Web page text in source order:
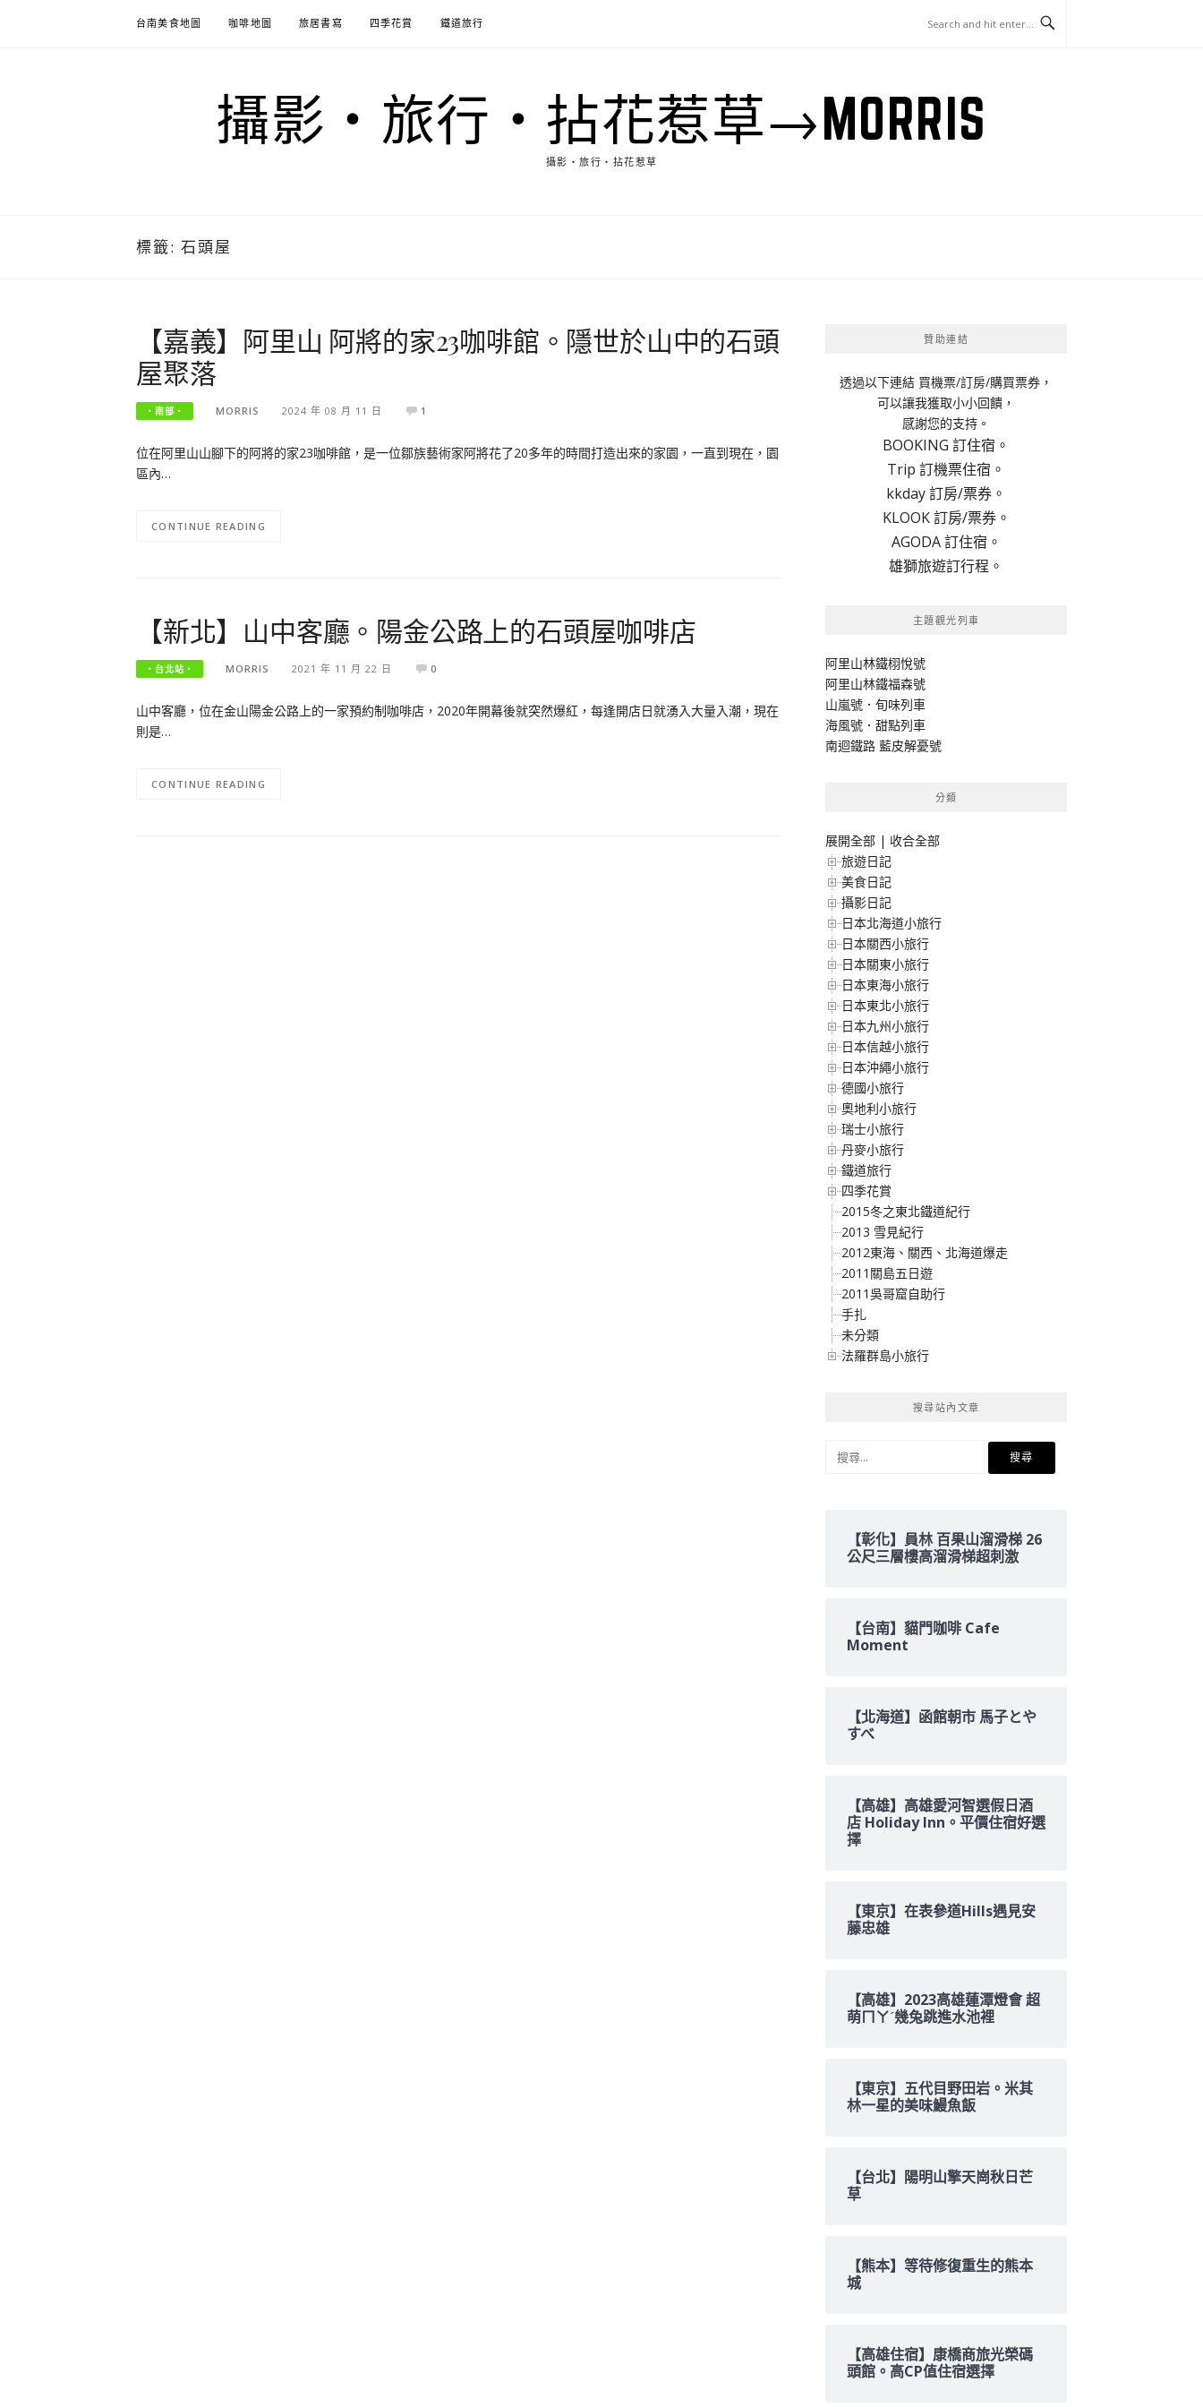
台南美食地圖 咖啡地圖 旅居書寫 四季花賞 鐵道旅行
攝影‧旅行‧拈花惹草→MORRIS
攝影‧旅行‧拈花惹草
標籤: 石頭屋
【嘉義】阿里山 阿將的家23咖啡館。隱世於山中的石頭
屋聚落
‧南部‧ MORRIS 2024 年 08 月 11 日 1
位在阿里山山腳下的阿將的家23咖啡館，是一位鄒族藝術家阿將花了20多年的時間打造出來的家園，一直到現在，園
區內…
CONTINUE READING
【新北】山中客廳。陽金公路上的石頭屋咖啡店
‧台北站‧ MORRIS 2021 年 11 月 22 日 0
山中客廳，位在金山陽金公路上的一家預約制咖啡店，2020年開幕後就突然爆紅，每逢開店日就湧入大量入潮，現在
則是…
CONTINUE READING
贊助連結
透過以下連結 買機票/訂房/購買票券，
可以讓我獲取小小回饋，
感謝您的支持。
BOOKING 訂住宿。
Trip 訂機票住宿。
kkday 訂房/票券。
KLOOK 訂房/票券。
AGODA 訂住宿。
雄獅旅遊訂行程。
主題觀光列車
阿里山林鐵栩悅號
阿里山林鐵福森號
山嵐號．旬味列車
海風號．甜點列車
南迴鐵路 藍皮解憂號
分類
展開全部 | 收合全部
旅遊日記
美食日記
攝影日記
日本北海道小旅行
日本關西小旅行
日本關東小旅行
日本東海小旅行
日本東北小旅行
日本九州小旅行
日本信越小旅行
日本沖繩小旅行
德國小旅行
奧地利小旅行
瑞士小旅行
丹麥小旅行
鐵道旅行
四季花賞
2015冬之東北鐵道紀行
2013 雪見紀行
2012東海、關西、北海道爆走
2011關島五日遊
2011吳哥窟自助行
手扎
未分類
法羅群島小旅行
搜尋站內文章
【彰化】員林 百果山溜滑梯 26
公尺三層樓高溜滑梯超刺激
【台南】貓門咖啡 Cafe
Moment
【北海道】函館朝市 馬子とや
すべ
【高雄】高雄愛河智選假日酒
店 Holiday Inn。平價住宿好選
擇
【東京】在表參道Hills遇見安
藤忠雄
【高雄】2023高雄蓮潭燈會 超
萌ㄇㄚˊ幾兔跳進水池裡
【東京】五代目野田岩。米其
林一星的美味鰻魚飯
【台北】陽明山擎天崗秋日芒
草
【熊本】等待修復重生的熊本
城
【高雄住宿】康橋商旅光榮碼
頭館。高CP值住宿選擇